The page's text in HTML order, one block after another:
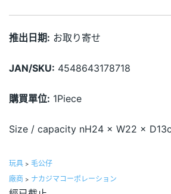
推出日期: お取り寄せ
JAN/SKU: 4548643178718
購買單位: 1Piece
Size / capacity nH24 × W22 ×
玩具 > 毛公仔
廠商 > ナカジマコーポレーション